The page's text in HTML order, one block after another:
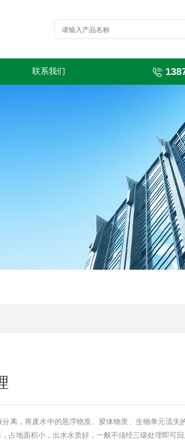
联系我们
离，将废水中的悬浮物质、胶体物质、生物单元流失
占地面积小，出水水质好，一般不须经三级处理即可